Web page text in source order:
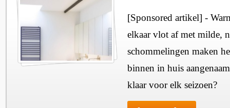
[Sponsored artikel] -
elkaar vlot af met milde,
schommelingen maken
binnen in huis
klaar voor elk seizoen?